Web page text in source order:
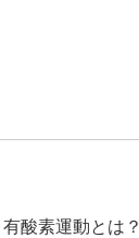
有酸素運動とは？